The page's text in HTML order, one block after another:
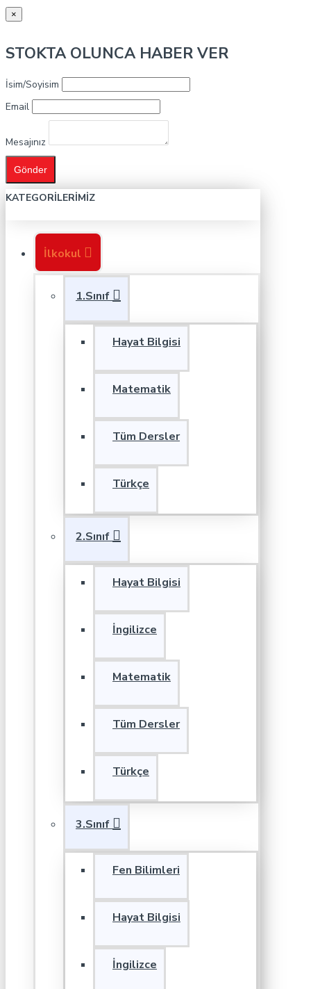
×
STOKTA OLUNCA HABER VER
İsim/Soyisim
Email
Mesajınız
Gönder
KATEGORILERIMIZ
İlkokul
1.Sınıf
Hayat Bilgisi
Matematik
Tüm Dersler
Türkçe
2.Sınıf
Hayat Bilgisi
İngilizce
Matematik
Tüm Dersler
Türkçe
3.Sınıf
Fen Bilimleri
Hayat Bilgisi
İngilizce